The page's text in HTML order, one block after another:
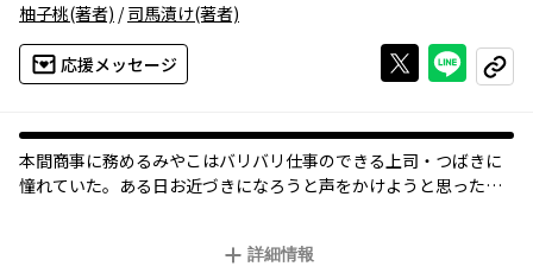
柚子桃(著者) /司馬漬け(著者)
応援メッセージ Xで投稿する
ライン
コピー
本間商事に務めるみやこはバリバリ仕事のできる上司・つばきに
憧れていた。ある日お近づきになろうと声をかけようと思った
詳細情報